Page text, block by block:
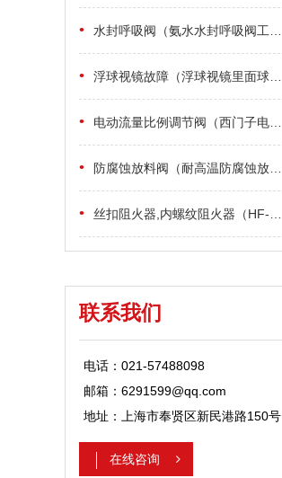
• 水封呼吸阀（氨水水封呼吸阀工作原理）
• 浮球视镜故障（浮球视镜里面球竟然不能浮动原因分析）
• 电动流量比例调节阀（西门子电动流量比例调节阀适用范围）
• 防腐蚀放料阀（耐高温防腐蚀放料阀具有哪些优点）
• 丝扣阻火器,内螺纹阻火器（HF-4(丝扣)内螺纹阻火器保养与维修）
联系我们
电话：021-57488098
邮箱：6291599@qq.com
地址：上海市奉贤区新民港路150号
在线咨询